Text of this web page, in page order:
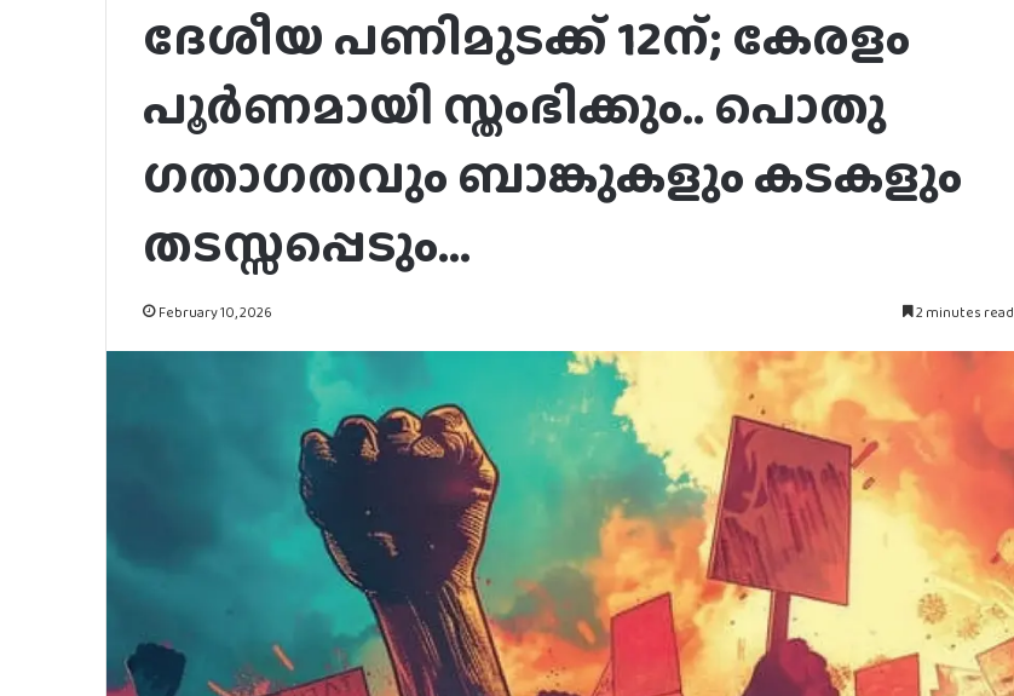
ദേശീയ പണിമുടക്ക് 12ന്; കേരളം
പൂര്‍ണമായി സ്തംഭിക്കും.. പൊതു
ഗതാഗതവും ബാങ്കുകളും കടകളും
തടസ്സപ്പെടും…
February 10, 2026 2 minutes read